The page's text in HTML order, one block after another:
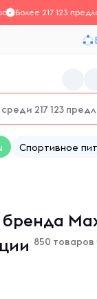
Более 217 123
Спортивное
850 товаров